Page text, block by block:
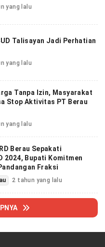
yang lalu
Talisayan Jadi Perhatian
yang lalu
Tanpa Izin, Masyarakat
Stop Aktivitas PT Berau
yang lalu
Berau Sepakati
2024, Bupati Komitmen
Fraksi
2 tahun yang lalu